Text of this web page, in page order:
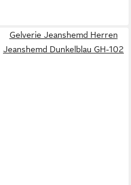
Gelverie Jeanshemd Herren
Jeanshemd Dunkelblau GH-102